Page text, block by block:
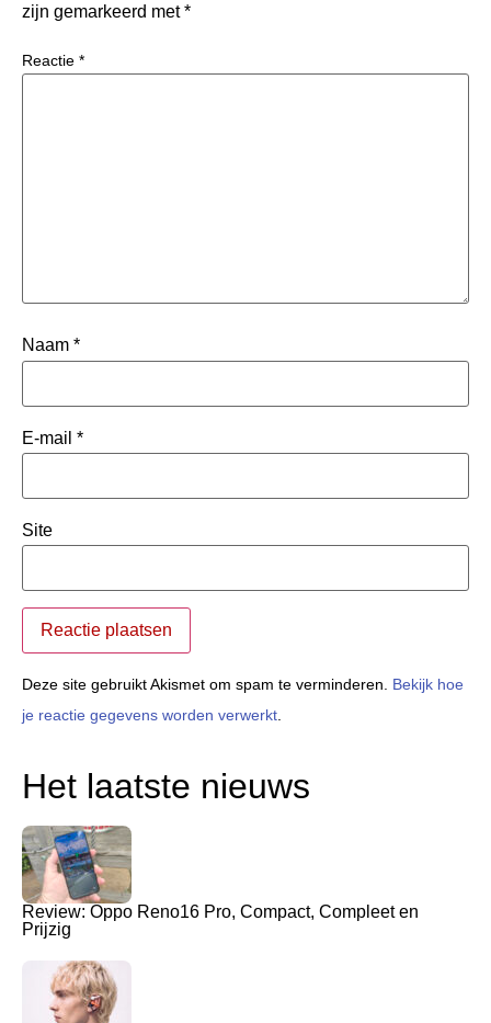
zijn gemarkeerd met*
Reactie *
Naam *
E-mail *
Site
Deze site gebruikt Akismet om spam te verminderen. Bekijk hoe
je reactie gegevens worden verwerkt.
Het laatste nieuws
Review: Oppo Reno16 Pro, Compact, Compleet en
Prijzig